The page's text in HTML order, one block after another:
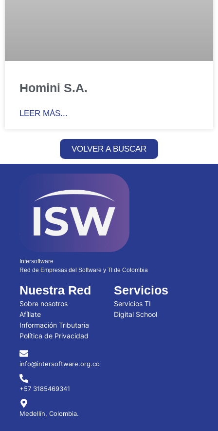
Homini S.A.
LEER MÁS...
VOLVER A BUSCAR
Intersoftware
Red de Empresas del Software y TI de Colombia
Nuestra Red
Sobre nosotros
Afíliate
Información Tributaria
Política de Privacidad
Servicios
Servicios TI
Digital School
info@intersoftware.org.co
+57 3185469341
Medellín, Colombia.